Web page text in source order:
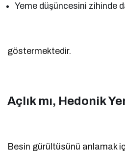
Yeme düşüncesini zihinde
göstermektedir.
Açlık mı, Hedonik
Besin gürültüsünü anlamak